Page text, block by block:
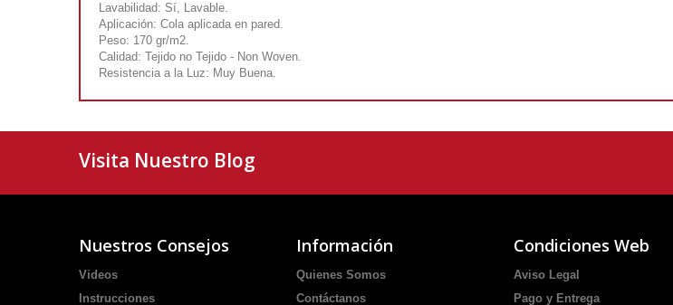
Lavabilidad: Sí, Lavable.
Aplicación: Cola aplicada en pared.
Peso: 170 gr/m2.
Calidad: Tejido no Tejido - Non Woven.
Resistencia a la Luz: Muy Buena.
Visita Nuestro Blog
Nuestros Consejos
Videos
Instrucciones
Información
Quienes Somos
Contáctanos
Condiciones Web
Aviso Legal
Pago y Entrega